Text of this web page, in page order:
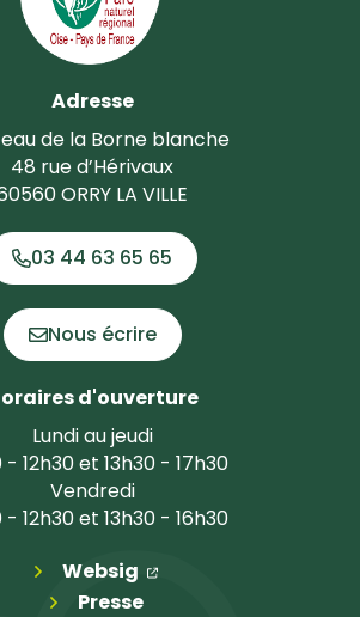
Adresse
de la Borne blanche
48 rue d’Hérivaux
ORRY LA VILLE
03 44 63 65 65
Nous écrire
d'ouverture
Lundi au jeudi
12h30 et 13h30 - 17h30
Vendredi
12h30 et 13h30 - 16h30
Websig (ouverture dans un
(ouverture dans
Presse